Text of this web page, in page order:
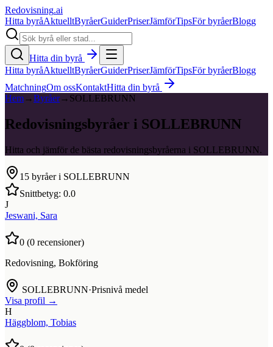
Redovisning.ai
Hitta byråAktuelltByråerGuiderPriserJämförTipsFör byråerBlogg
Hitta din byrå
Hitta byråAktuelltByråerGuiderPriserJämförTipsFör byråerBlogg
MatchningOm ossKontaktHitta din byrå
Hem→Byråer→ SOLLEBRUNN
Redovisningsbyråer i SOLLEBRUNN
Hitta och jämför de bästa redovisningsbyråerna i SOLLEBRUNN.
15 byråer i SOLLEBRUNN
Snittbetyg: 0.0
J
Jeswani, Sara
0 (0 recensioner)
Redovisning, Bokföring
SOLLEBRUNN·Prisnivå medel
Visa profil →
H
Häggblom, Tobias